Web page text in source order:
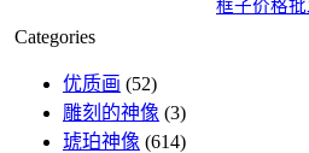
Categories
优质画 (52)
雕刻的神像 (3)
琥珀神像 (614)